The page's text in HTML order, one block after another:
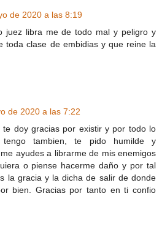
de 2020 a las 8:19
juez libra me de todo mal y peligro y
toda clase de embidias y que reine la
de 2020 a las 7:22
te doy gracias por existir y por todo lo
tambien, te pido humilde y
ayudes a librarme de mis enemigos
o piense hacerme daño y por tal
la gracia y la dicha de salir de donde
bien. Gracias por tanto en ti confio